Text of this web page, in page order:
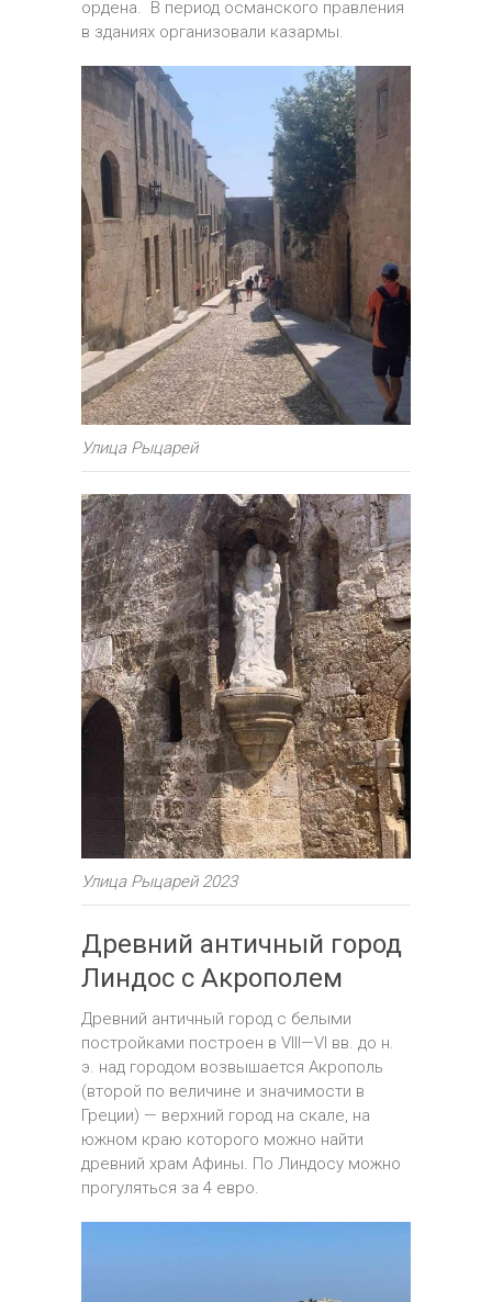
ордена. В период османского правления
в зданиях организовали казармы.
Улица Рыцарей
Улица Рыцарей 2023
Древний античный город
Линдос с Акрополем
Древний античный город с белыми
постройками построен в VIII—VI вв. до н.
э. над городом возвышается Акрополь
(второй по величине и значимости в
Греции) — верхний город на скале, на
южном краю которого можно найти
древний храм Афины. По Линдосу можно
прогуляться за 4 евро.